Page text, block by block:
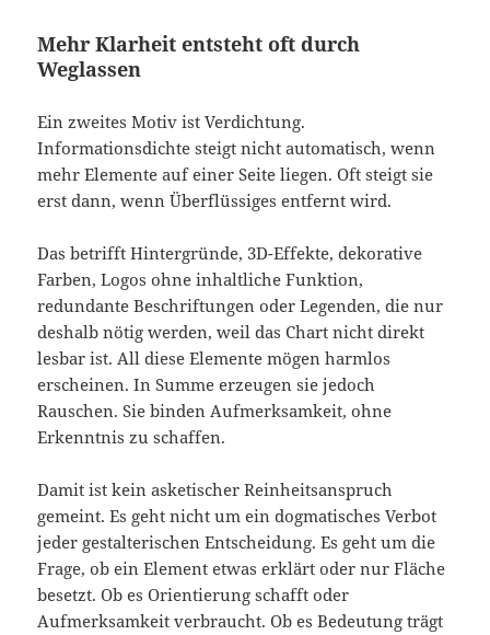
Mehr Klarheit entsteht oft durch
Weglassen
Ein zweites Motiv ist Verdichtung.
Informationsdichte steigt nicht automatisch, wenn
mehr Elemente auf einer Seite liegen. Oft steigt sie
erst dann, wenn Überflüssiges entfernt wird.
Das betrifft Hintergründe, 3D-Effekte, dekorative
Farben, Logos ohne inhaltliche Funktion,
redundante Beschriftungen oder Legenden, die nur
deshalb nötig werden, weil das Chart nicht direkt
lesbar ist. All diese Elemente mögen harmlos
erscheinen. In Summe erzeugen sie jedoch
Rauschen. Sie binden Aufmerksamkeit, ohne
Erkenntnis zu schaffen.
Damit ist kein asketischer Reinheitsanspruch
gemeint. Es geht nicht um ein dogmatisches Verbot
jeder gestalterischen Entscheidung. Es geht um die
Frage, ob ein Element etwas erklärt oder nur Fläche
besetzt. Ob es Orientierung schafft oder
Aufmerksamkeit verbraucht. Ob es Bedeutung trägt